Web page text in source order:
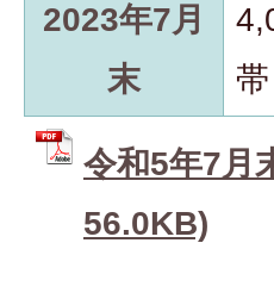
2023年7月
末
帯
令和5年7月
56.0KB)